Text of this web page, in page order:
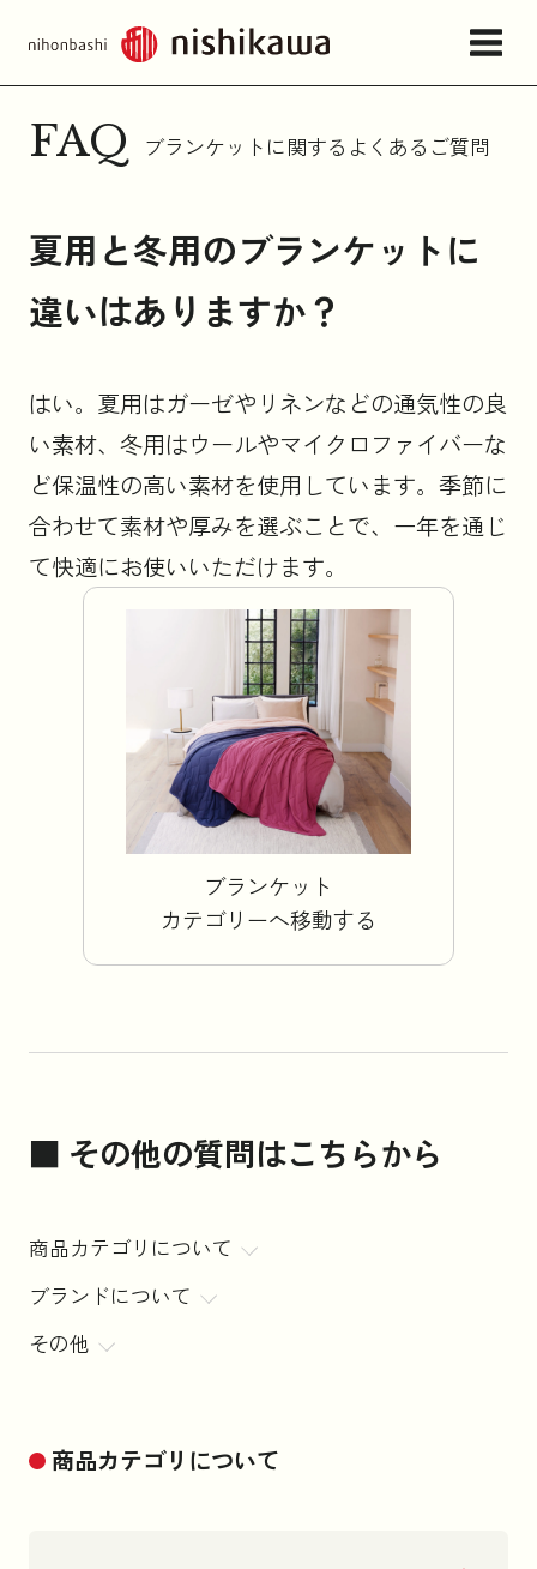
店舗情報・アクセス
ねむりの相談所
日本橋西川について
商品一覧
お問い合わせ
お知らせ
法人のお客様はこちら
FAQ ブランケットに関するよくあるご質問
夏用と冬用のブランケットに
違いはありますか？
はい。夏用はガーゼやリネンなどの通気性の良
い素材、冬用はウールやマイクロファイバーな
ど保温性の高い素材を使用しています。季節に
合わせて素材や厚みを選ぶことで、一年を通じ
て快適にお使いいただけます。
ブランケット
カテゴリーへ移動する
■ その他の質問はこちらから
商品カテゴリについて
ブランドについて
その他
商品カテゴリについて